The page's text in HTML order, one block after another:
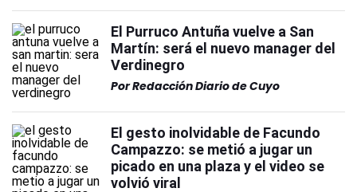
El Purruco Antuña vuelve a San
Martín: será el nuevo manager del
Verdinegro
PorRedacción Diario de Cuyo
El gesto inolvidable de Facundo
Campazzo: se metió a jugar un
picado en una plaza y el video se
volvió viral